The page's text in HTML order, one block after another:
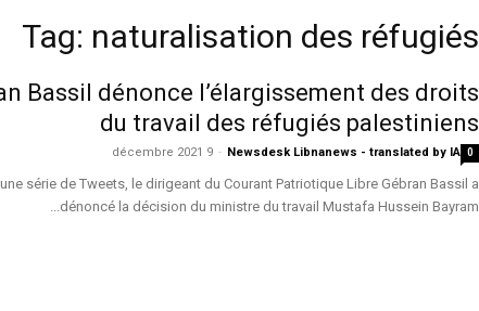
Tag: naturalisation des réfugiés
Bassil dénonce l’élargissement des droits
du travail des réfugiés palestiniens
Newsdesk Libnanews - translated by IA
-
9 décembre 2021 0
série de Tweets, le dirigeant du Courant Patriotique Libre Gébran Bassil a
dénoncé la décision du ministre du travail Mustafa Hussein Bayram...